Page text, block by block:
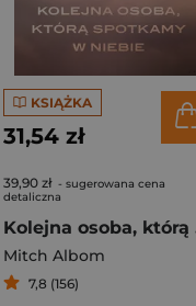
KSIĄŻKA
31,54 zł
39,90 zł - sugerowana cena
detaliczna
Mitch Albom
7,8 (156)